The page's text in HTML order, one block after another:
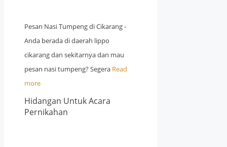
Pesan Nasi Tumpeng di Cikarang -
Anda berada di daerah lippo
cikarang dan sekitarnya dan mau
pesan nasi tumpeng? Segera Read
more
Hidangan Untuk Acara
Pernikahan